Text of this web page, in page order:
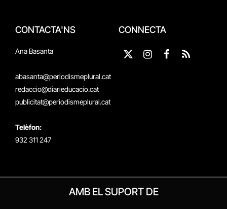
CONTACTA'NS
Ana Basanta
abasanta@periodismeplural.cat
redaccio@diarieducacio.cat
publicitat@periodismeplural.cat
Telèfon:
932 311 247
CONNECTA
X
Instagram
Facebook
RSS
AMB EL SUPORT DE